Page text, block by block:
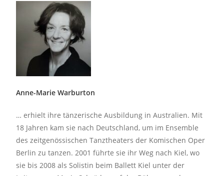
Anne-Marie Warburton
… erhielt ihre tänzerische Ausbildung in Australien. Mit
18 Jahren kam sie nach Deutschland, um im Ensemble
des zeitgenössischen Tanztheaters der Komischen Oper
Berlin zu tanzen. 2001 führte sie ihr Weg nach Kiel, wo
sie bis 2008 als Solistin beim Ballett Kiel unter der